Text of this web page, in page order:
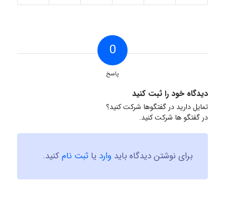
0
پاسخ
دیدگاه خود را ثبت کنید
تمایل دارید در گفتگوها شرکت کنید؟
در گفتگو ها شرکت کنید.
برای نوشتن دیدگاه باید وارد یا ثبت نامکنید.